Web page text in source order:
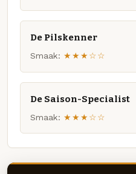
De Pilskenner
Smaak: ★★★☆☆
De Saison-Specialist
Smaak: ★★★☆☆